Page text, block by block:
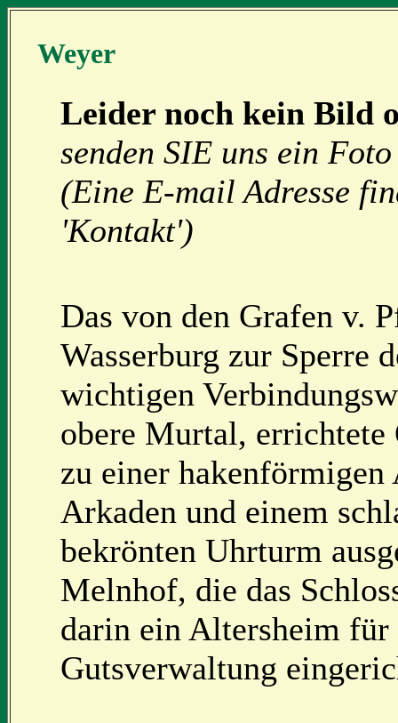
Weyer
Leider noch kein Bild
senden SIE uns ein
(Eine E-mail Adresse
'Kontakt')
Das von den Grafen v.
Wasserburg zur Sperre
wichtigen
obere Murtal,
zu einer
Arkaden und einem
bekrönten Uhrturm
Melnhof, die das
darin ein Altersheim
Gutsverwaltung